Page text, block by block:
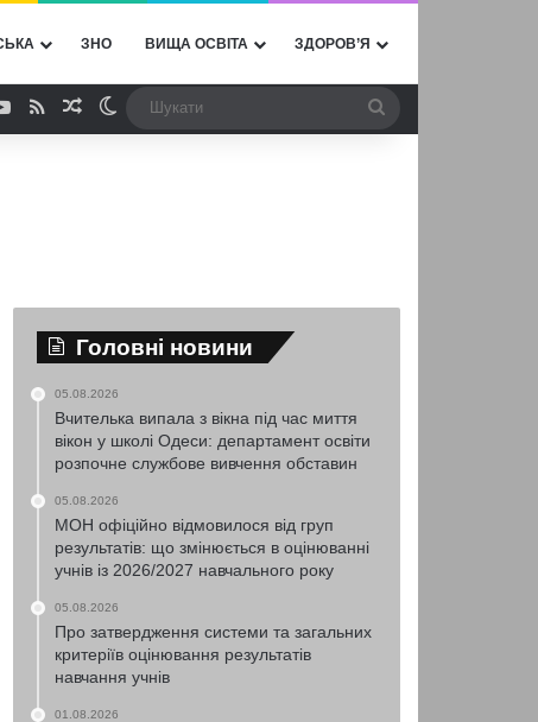
ЗНО ВИЩА ОСВІТА ЗДОРОВ’Я
YouTube
RSSВипадкова стаття
Switch skin
Головні новини
05.08.2026
Вчителька випала з вікна під час миття
вікон у школі Одеси: департамент освіти
розпочне службове вивчення обставин
05.08.2026
МОН офіційно відмовилося від груп
результатів: що змінюється в оцінюванні
учнів із 2026/2027 навчального року
05.08.2026
Про затвердження системи та загальних
критеріїв оцінювання результатів
навчання учнів
01.08.2026